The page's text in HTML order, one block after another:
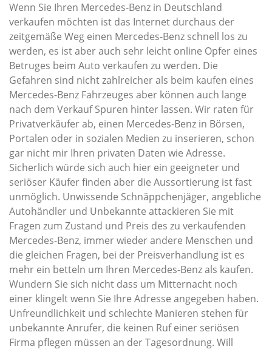
Wenn Sie Ihren Mercedes-Benz in Deutschland
verkaufen möchten ist das Internet durchaus der
zeitgemäße Weg einen Mercedes-Benz schnell los zu
werden, es ist aber auch sehr leicht online Opfer eines
Betruges beim Auto verkaufen zu werden. Die
Gefahren sind nicht zahlreicher als beim kaufen eines
Mercedes-Benz Fahrzeuges aber können auch lange
nach dem Verkauf Spuren hinter lassen. Wir raten für
Privatverkäufer ab, einen Mercedes-Benz in Börsen,
Portalen oder in sozialen Medien zu inserieren, schon
gar nicht mir Ihren privaten Daten wie Adresse.
Sicherlich würde sich auch hier ein geeigneter und
seriöser Käufer finden aber die Aussortierung ist fast
unmöglich. Unwissende Schnäppchenjäger, angebliche
Autohändler und Unbekannte attackieren Sie mit
Fragen zum Zustand und Preis des zu verkaufenden
Mercedes-Benz, immer wieder andere Menschen und
die gleichen Fragen, bei der Preisverhandlung ist es
mehr ein betteln um Ihren Mercedes-Benz als kaufen.
Wundern Sie sich nicht dass um Mitternacht noch
einer klingelt wenn Sie Ihre Adresse angegeben haben.
Unfreundlichkeit und schlechte Manieren stehen für
unbekannte Anrufer, die keinen Ruf einer seriösen
Firma pflegen müssen an der Tagesordnung. Will